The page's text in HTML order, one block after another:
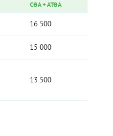
СӨА+АТӨА
16 500
15 000
13 500